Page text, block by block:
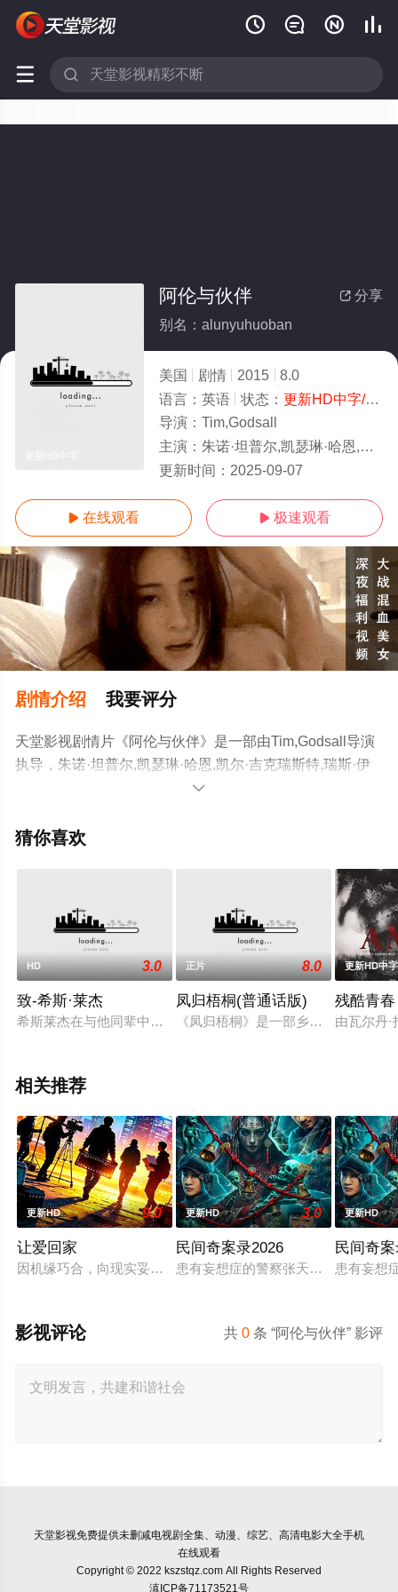
   
 
 分享
阿伦与伙伴
别名：alunyuhuoban
美国 剧情 2015
8.0
语言： 英语 状态： 更新HD中字/高清
导演： Tim,Godsall
主演： 朱诺·坦普尔,凯瑟琳·哈恩,凯尔·吉克瑞斯特,瑞斯·伊凡斯,杰克·基默,泰勒·海涅斯,埃利亚斯·托菲西斯,Mark,O&amp;a
更新时间： 2025-09-07
 在线观看  极速观看
剧情介绍 我要评分
天堂影视剧情片《阿伦与伙伴》是一部由Tim,Godsall导演
执导，朱诺·坦普尔,凯瑟琳·哈恩,凯尔·吉克瑞斯特,瑞斯·伊
凡斯,杰克·基默,泰勒·海涅斯,埃利亚斯·托菲西
等明星演员精彩演绎的美国电影，手机免费观看高清无删
。

猜你喜欢
HD 3.0
致-希斯·莱杰
希斯莱杰在与他同辈中的演员中可算是功成名就，可悲的是，
正片 8.0
凤归梧桐(普通话版)
《凤归梧桐》是一部乡村生活轻喜
更新HD中字
残酷青春
由瓦尔丹
相关推荐
更新HD 9.0
让爱回家
因机缘巧合，向现实妥协的导演朱达仁萌生拍一部《河南人在
更新HD 3.0
民间奇案录2026
患有妄想症的警察张天盛遇上一起离
更新HD
民间奇
患有妄想
共0 条 “阿伦与伙伴” 影评
影视评论
天堂影视免费提供未删减电视剧全集、动漫、综艺、高清电影大全手机
在线观看
Copyright © 2022 kszstqz.com All Rights Reserved
滇ICP备71173521号